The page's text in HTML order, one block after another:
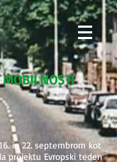
MOBILNOSTI
in 22. septembrom kot
projektu Evropski teden